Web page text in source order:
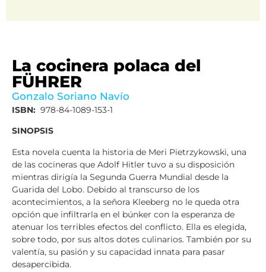
La cocinera polaca del
FÜHRER
Gonzalo Soriano Navío
ISBN: 978-84-1089-153-1
SINOPSIS
Esta novela cuenta la historia de Meri Pietrzykowski, una
de las cocineras que Adolf Hitler tuvo a su disposición
mientras dirigía la Segunda Guerra Mundial desde la
Guarida del Lobo. Debido al transcurso de los
acontecimientos, a la señora Kleeberg no le queda otra
opción que infiltrarla en el búnker con la esperanza de
atenuar los terribles efectos del conflicto. Ella es elegida,
sobre todo, por sus altos dotes culinarios. También por su
valentía, su pasión y su capacidad innata para pasar
desapercibida.